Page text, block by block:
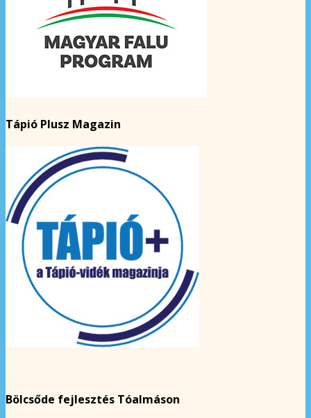
Tápió Plusz Magazin
Bölcsőde fejlesztés Tóalmáson